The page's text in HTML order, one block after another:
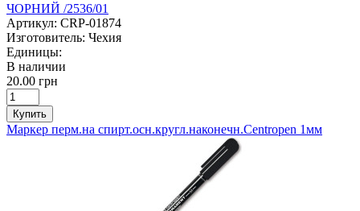
ЧОРНИЙ /2536/01
Артикул: CRP-01874
Изготовитель: Чехия
Единицы:
В наличии
20.00 грн
Купить
Маркер перм.на спирт.осн.кругл.наконечн.Centropen 1мм